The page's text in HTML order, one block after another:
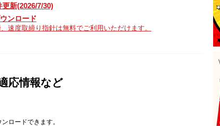
新(2026/7/30)
ンロード
速度取締り指針は無料でご利用いただけます。
応情報など
ロードできます。